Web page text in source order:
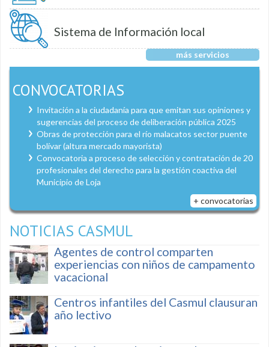
Sistema de Información local
más servicios
CONVOCATORIAS
Invitación a la ciudadanía para que emitan sus opiniones y
sugerencias del proceso de deliberación pública 2025
Obras de protección para el río malacatos sector puente
bolívar (altura mercado mayorista)
Convocatoria a proceso de selección y contratación de 20
profesionales del derecho para la gestión coactiva del
Municipio de Loja
+ convocatorias
NOTICIAS CASMUL
Agentes de control comparten
experiencias con niños de campamento
vacacional
Centros infantiles del Casmul clausuran
año lectivo